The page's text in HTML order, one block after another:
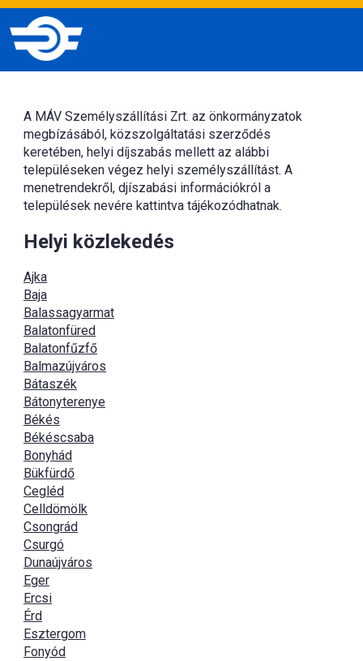
A MÁV Személyszállítási Zrt. az önkormányzatok
megbízásából, közszolgáltatási szerződés
keretében, helyi díjszabás mellett az alábbi
településeken végez helyi személyszállítást. A
menetrendekről, djíszabási információkról a
települések nevére kattintva tájékozódhatnak.
Helyi közlekedés
Ajka
Baja
Balassagyarmat
Balatonfüred
Balatonfűzfő
Balmazújváros
Bátaszék
Bátonyterenye
Békés
Békéscsaba
Bonyhád
Bükfürdő
Cegléd
Celldömölk
Csongrád
Csurgó
Dunaújváros
Eger
Ercsi
Érd
Esztergom
Fonyód